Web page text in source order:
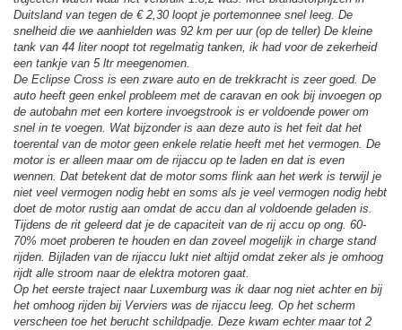
Duitsland van tegen de € 2,30 loopt je portemonnee snel leeg. De
snelheid die we aanhielden was 92 km per uur (op de teller) De kleine
tank van 44 liter noopt tot regelmatig tanken, ik had voor de zekerheid
een tankje van 5 ltr meegenomen.
De Eclipse Cross is een zware auto en de trekkracht is zeer goed. De
auto heeft geen enkel probleem met de caravan en ook bij invoegen op
de autobahn met een kortere invoegstrook is er voldoende power om
snel in te voegen. Wat bijzonder is aan deze auto is het feit dat het
toerental van de motor geen enkele relatie heeft met het vermogen. De
motor is er alleen maar om de rijaccu op te laden en dat is even
wennen. Dat betekent dat de motor soms flink aan het werk is terwijl je
niet veel vermogen nodig hebt en soms als je veel vermogen nodig hebt
doet de motor rustig aan omdat de accu dan al voldoende geladen is.
Tijdens de rit geleerd dat je de capaciteit van de rij accu op ong. 60-
70% moet proberen te houden en dan zoveel mogelijk in charge stand
rijden. Bijladen van de rijaccu lukt niet altijd omdat zeker als je omhoog
rijdt alle stroom naar de elektra motoren gaat.
Op het eerste traject naar Luxemburg was ik daar nog niet achter en bij
het omhoog rijden bij Verviers was de rijaccu leeg. Op het scherm
verscheen toe het berucht schildpadje. Deze kwam echter maar tot 2